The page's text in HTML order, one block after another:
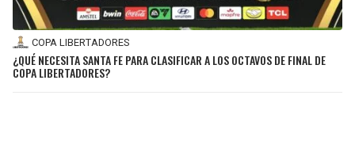
COPA LIBERTADORES
¿QUÉ NECESITA SANTA FE PARA CLASIFICAR A LOS OCTAVOS DE FINAL DE
COPA LIBERTADORES?